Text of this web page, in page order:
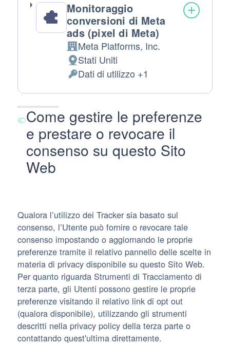
Monitoraggio
conversioni di Meta
ads (pixel di Meta)
Azienda:
Meta Platforms, Inc.
Luogo
del
trattamento:
Stati Uniti
Dati
Personali
Dati di utilizzo +1
Come gestire le preferenze
e prestare o revocare il
consenso su questo Sito
Web
Qualora l’utilizzo dei Tracker sia basato sul
consenso, l’Utente può fornire o revocare tale
consenso impostando o aggiornando le proprie
preferenze tramite il relativo pannello delle scelte in
materia di privacy disponibile su questo Sito Web.
Per quanto riguarda Strumenti di Tracciamento di
terza parte, gli Utenti possono gestire le proprie
preferenze visitando il relativo link di opt out
(qualora disponibile), utilizzando gli strumenti
descritti nella privacy policy della terza parte o
contattando quest'ultima direttamente.